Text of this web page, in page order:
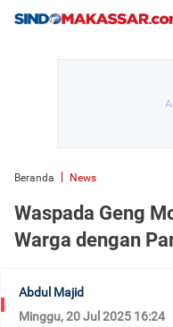
Beranda News
Waspada Geng
Warga dengan
Abdul Majid
Minggu, 20 Jul 2025 16:24